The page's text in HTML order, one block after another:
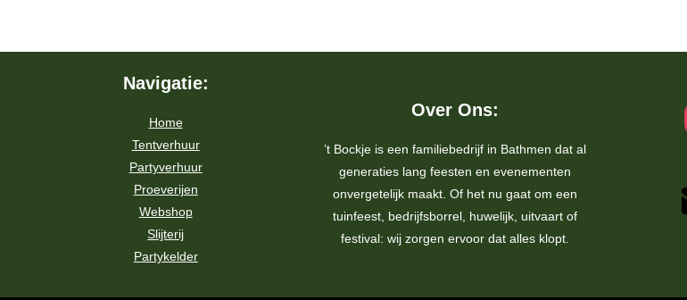
Navigatie:
Home
Tentverhuur
Partyverhuur
Proeverijen
Webshop
Slijterij
Partykelder
Over Ons:
’t Bockje is een familiebedrijf in Bathmen dat al
generaties lang feesten en evenementen
onvergetelijk maakt. Of het nu gaat om een
tuinfeest, bedrijfsborrel, huwelijk, uitvaart of
festival: wij zorgen ervoor dat alles klopt.